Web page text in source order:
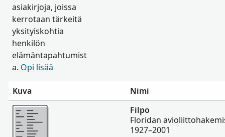
asiakirjoja, joissa
kerrotaan tärkeitä
yksityiskohtia
henkilön
elämäntapahtumist
a. Opi lisää
Kuva
Nimi
Enemmän
Filpo
Floridan
1927–2001